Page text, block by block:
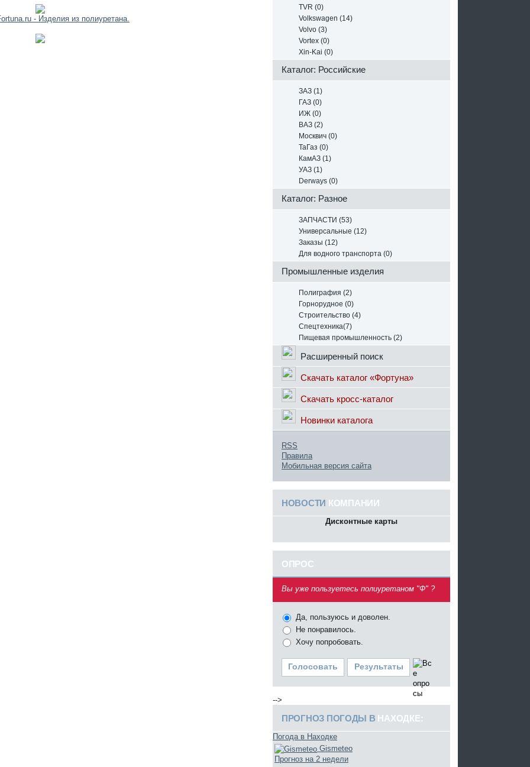
TVR (0)
Volkswagen (14)
Volvo (3)
Vortex (0)
Xin-Kai (0)
Каталог: Российские
ЗАЗ (1)
ГАЗ (0)
ИЖ (0)
ВАЗ (2)
Москвич (0)
ТаГаз (0)
КамАЗ (1)
УАЗ (1)
Derways (0)
Каталог: Разное
ЗАПЧАСТИ (53)
Универсальные (12)
Заказы (12)
Для водного транспорта (0)
Промышленные изделия
Полиграфия (2)
Горнорудное (0)
Строительство (4)
Спецтехника(7)
Пищевая промышленность (2)
Расширенный поиск
Скачать каталог «Фортуна»
Скачать кросс-каталог
Новинки каталога
RSS
Правила
Мобильная версия сайта
НОВОСТИ КОМПАНИИ
Дисконтные карты
ОПРОС
Вы уже пользуетесь полиуретаном "Ф" ?
Да, пользуюсь и доволен.
Не понравилось.
Хочу попробовать.
Голосовать Результаты
-->
ПРОГНОЗ ПОГОДЫ В НАХОДКЕ:
Погода в Находке
Gismeteo
Прогноз на 2 недели